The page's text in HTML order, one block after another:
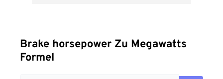
Brake horsepower Zu Megawatts
Formel